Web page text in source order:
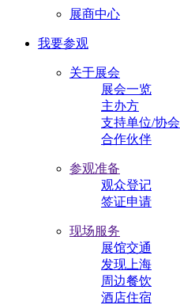
展商中心
我要参观
关于展会
展会一览
主办方
支持单位/协会
合作伙伴
参观准备
观众登记
签证申请
现场服务
展馆交通
发现上海
周边餐饮
酒店住宿